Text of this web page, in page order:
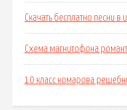
Скачать бесплатно песни
Схема магнитофона
10 класс комарова